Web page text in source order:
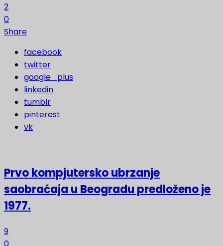
2
0
Share
facebook
twitter
google_plus
linkedin
tumblr
pinterest
vk
Prvo kompjutersko ubrzanje
saobraćaja u Beogradu predloženo je
1977.
9
0